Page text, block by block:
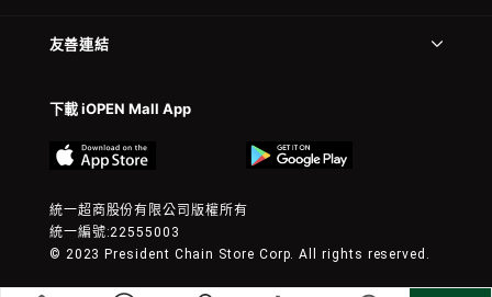
友善連結
下載 iOPEN Mall App
統一超商股份有限公司版權所有
統一編號:22555003
© 2023 President Chain Store Corp. All rights reserved.